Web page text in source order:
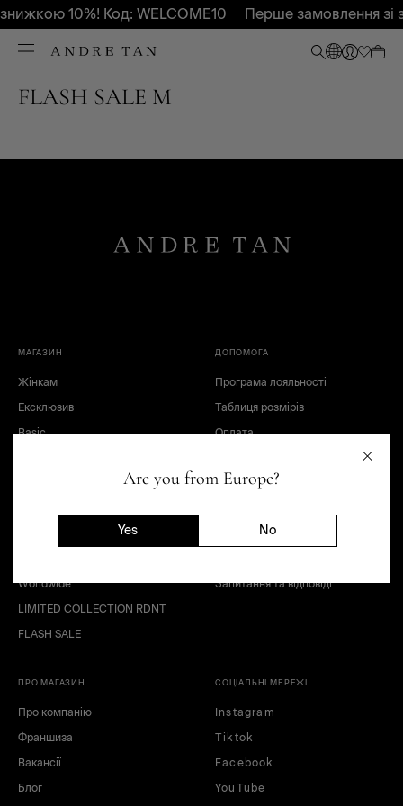
Are you from Europe?
Yes No
10%! Код: WELCOME10 Перше замовлення зі
FLASH SALE M
МАГАЗИН
Жінкам
Ексклюзив
Basic
Worldwide
LIMITED COLLECTION RDNT
FLASH SALE
ДОПОМОГА
Програма лояльності
Таблиця розмірів
Оплата
Умови продажу товарів
Політика конфіденційності
Запитання та відповіді
ПРО МАГАЗИН
Про компанію
Франшиза
Вакансії
Блог
СОЦІАЛЬНІ МЕРЕЖІ
Instagram
Tiktok
Facebook
YouTube